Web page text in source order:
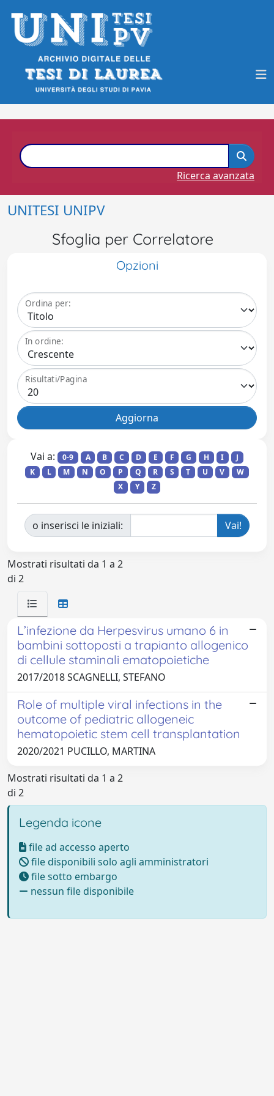
Ricerca avanzata
UNITESI UNIPV
Sfoglia per Correlatore
Opzioni
Ordina per:
In ordine:
Risultati/Pagina
Vai a: 0-9 A B C D E F G H I
J
K
L M N O P Q R S T U V
W
X
Y Z
o inserisci le iniziali:
Mostrati risultati da 1 a 2
di 2
L’infezione da Herpesvirus umano 6 in
bambini sottoposti a trapianto allogenico
di cellule staminali ematopoietiche
2017/2018 SCAGNELLI, STEFANO
Role of multiple viral infections in the
outcome of pediatric allogeneic
hematopoietic stem cell transplantation
2020/2021 PUCILLO, MARTINA
Mostrati risultati da 1 a 2
di 2
Legenda icone
file ad accesso aperto
file disponibili solo agli amministratori
file sotto embargo
nessun file disponibile